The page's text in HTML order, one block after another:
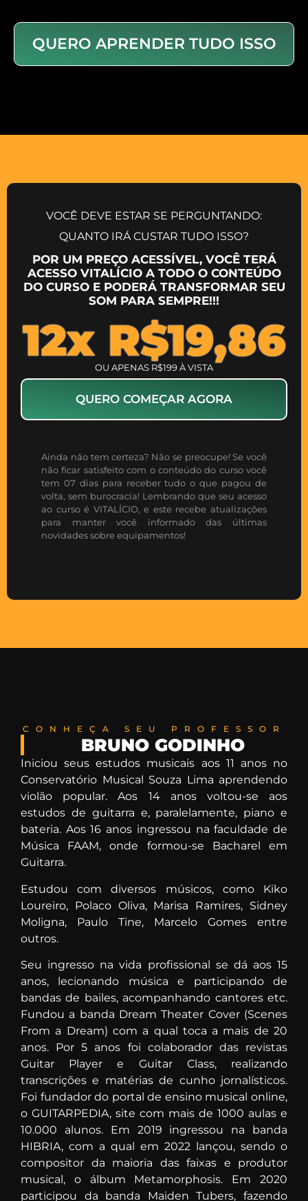
QUERO APRENDER TUDO ISSO
VOCÊ DEVE ESTAR SE PERGUNTANDO:
QUANTO IRÁ CUSTAR TUDO ISSO?
POR UM PREÇO ACESSÍVEL, VOCÊ TERÁ
ACESSO VITALÍCIO A TODO O CONTEÚDO
DO CURSO E PODERÁ TRANSFORMAR SEU
SOM PARA SEMPRE!!!
12x R$19,86
OU APENAS R$199 À VISTA
QUERO COMEÇAR AGORA
Ainda não tem certeza? Não se preocupe! Se você
não ficar satisfeito com o conteúdo do curso você
tem 07 dias para receber tudo o que pagou de
volta, sem burocracia! Lembrando que seu acesso
ao curso é VITALÍCIO, e este recebe atualizações
para manter você informado das últimas
novidades sobre equipamentos!
CONHEÇA SEU PROFESSOR
BRUNO GODINHO
Iniciou seus estudos musicais aos 11 anos no
Conservatório Musical Souza Lima aprendendo
violão popular. Aos 14 anos voltou-se aos
estudos de guitarra e, paralelamente, piano e
bateria. Aos 16 anos ingressou na faculdade de
Música FAAM, onde formou-se Bacharel em
Guitarra.
Estudou com diversos músicos, como Kiko
Loureiro, Polaco Oliva, Marisa Ramires, Sidney
Moligna, Paulo Tine, Marcelo Gomes entre
outros.
Seu ingresso na vida profissional se dá aos 15
anos, lecionando música e participando de
bandas de bailes, acompanhando cantores etc.
Fundou a banda Dream Theater Cover (Scenes
From a Dream) com a qual toca a mais de 20
anos. Por 5 anos foi colaborador das revistas
Guitar Player e Guitar Class, realizando
transcrições e matérias de cunho jornalísticos.
Foi fundador do portal de ensino musical online,
o GUITARPEDIA, site com mais de 1000 aulas e
10.000 alunos. Em 2019 ingressou na banda
HIBRIA, com a qual em 2022 lançou, sendo o
compositor da maioria das faixas e produtor
musical, o álbum Metamorphosis. Em 2020
participou da banda Maiden Tubers, fazendo